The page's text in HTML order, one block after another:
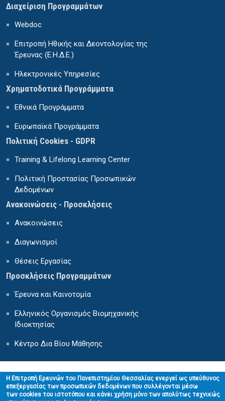
Διαχείριση Προγραμμάτων
Webdoc
Επιτροπή Ηθικής και Δεοντολογίας της
Έρευνας (Ε.Η.Δ.Ε.)
Ηλεκτρονικές Υπηρεσίες
Χρηματοδοτικά Προγράμματα
Εθνικά Προγράμματα
Ευρωπαϊκά Προγράμματα
Πολιτική Cookies - GDPR
Training & Lifelong Learning Center
Πολιτική Προστασίας Προσωπικών
Δεδομένων
Ανακοινώσεις - Προσκλήσεις
Ανακοινώσεις
Διαγωνισμοί
Θέσεις Εργασίας
Προσκλήσεις Προγραμμάτων
Έρευνα και Καινοτομία
Ελληνικός Οργανισμός Βιομηχανικής
Ιδιοκτησίας
Κέντρο Δια Βίου Μάθησης
H Επιτροπή Ερευνών του Πανεπιστημίου Θεσσαλίας ενεργεί ως υπεύθυνος
επεξεργασίας των προσωπικών δεδομένων που συλλέγονται μέσω
των cookies του ιστοτόπου και κάνει χρήση μόνο των απολύτως τεχνικώς